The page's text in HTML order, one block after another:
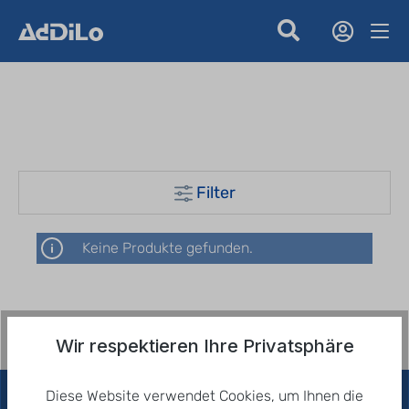
Filter
Keine Produkte gefunden.
Wir respektieren Ihre Privatsphäre
Diese Website verwendet Cookies, um Ihnen die